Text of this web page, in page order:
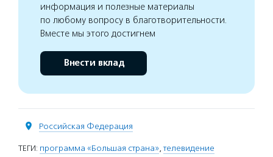
информация и полезные материалы
по любому вопросу в благотворительности.
Вместе мы этого достигнем
Внести вклад
Российская Федерация
ТЕГИ: программа «Большая страна»,телевидение